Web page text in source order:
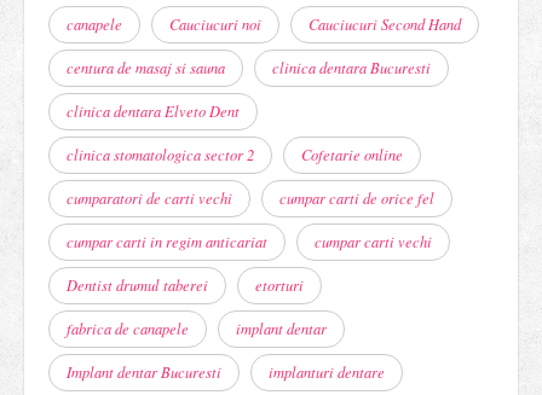
canapele Cauciucuri noi Cauciucuri Second Hand
centura de masaj si sauna clinica dentara Bucuresti
clinica dentara Elveto Dent
clinica stomatologica sector 2 Cofetarie online
cumparatori de carti vechi cumpar carti de orice fel
cumpar carti in regim anticariat cumpar carti vechi
Dentist drumul taberei etorturi
fabrica de canapele implant dentar
Implant dentar Bucuresti implanturi dentare